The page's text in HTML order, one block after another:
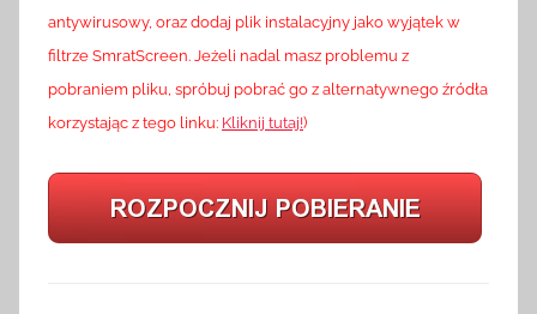
antywirusowy, oraz dodaj plik instalacyjny jako wyjątek w
filtrze SmratScreen. Jeżeli nadal masz problemu z
pobraniem pliku, spróbuj pobrać go z alternatywnego źródła
korzystając z tego linku: Kliknij tutaj!)